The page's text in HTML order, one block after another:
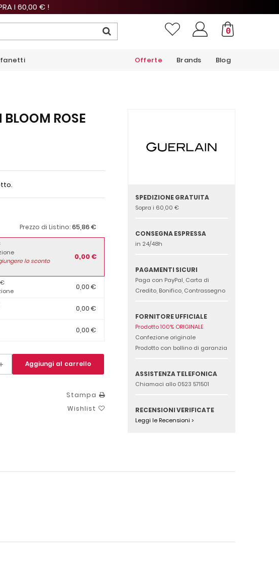
I 60,00 € !
0
Blog
Brands
Offerte
ROSE
Prezzo di Listino: 65,86 €
lo sconto
0,00 €
0,00 €
0,00 €
0,00 €
Aggiungi al carrello
Stampa
Wishlist
SPEDIZIONE GRATUITA
Sopra i 60,00 €
CONSEGNA ESPRESSA
in 24/48h
PAGAMENTI SICURI
Paga con PayPal, Carta di
Credito, Bonifico, Contrassegno
FORNITORE UFFICIALE
Prodotto 100% ORIGINALE
Confezione originale
Prodotto con bollino di garanzia
ASSISTENZA TELEFONICA
Chiamaci allo 0523 571501
RECENSIONI VERIFICATE
Leggi le Recensioni >